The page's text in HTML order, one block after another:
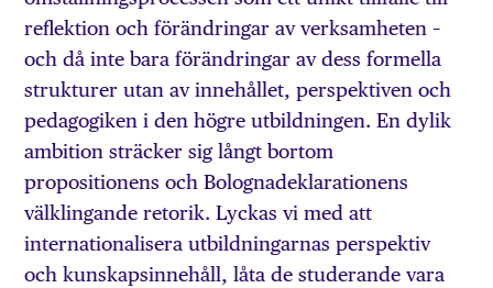
reflektion och förändringar av verksamheten –
och då inte bara förändringar av dess formella
strukturer utan av innehållet, perspektiven och
pedagogiken i den högre utbildningen. En dylik
ambition sträcker sig långt bortom
propositionens och Bolognadeklarationens
välklingande retorik. Lyckas vi med att
internationalisera utbildningarnas perspektiv
och kunskapsinnehåll, låta de studerande vara